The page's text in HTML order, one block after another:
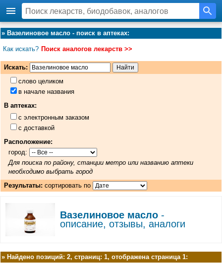
» Вазелиновое масло - поиск в аптеках:
Как искать? Поиск аналогов лекарств >>
Искать:
слово целиком
в начале названия
В аптеках:
с электронным заказом
с доставкой
Расположение:
город:
Для поиска по району, станции метро или названию аптеки
необходимо выбрать город
Результаты: сортировать по
Вазелиновое масло-
описание, отзывы, аналоги
» Найдено позиций: 2, страниц: 1, отображена страница 1: